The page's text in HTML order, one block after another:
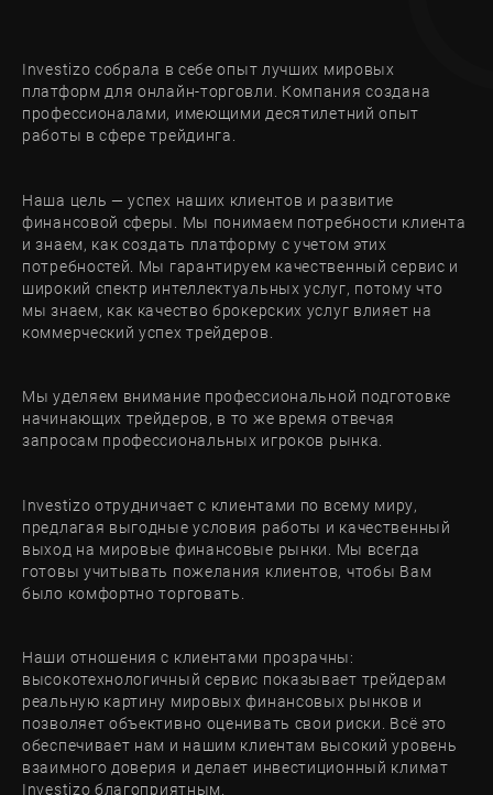
Investizo собрала в себе опыт лучших мировых
платформ для онлайн-торговли. Компания создана
профессионалами, имеющими десятилетний опыт
работы в сфере трейдинга.
Наша цель — успех наших клиентов и развитие
финансовой сферы. Мы понимаем потребности клиента
и знаем, как создать платформу с учетом этих
потребностей. Мы гарантируем качественный сервис и
широкий спектр интеллектуальных услуг, потому что
мы знаем, как качество брокерских услуг влияет на
коммерческий успех трейдеров.
Мы уделяем внимание профессиональной подготовке
начинающих трейдеров, в то же время отвечая
запросам профессиональных игроков рынка.
Investizo отрудничает с клиентами по всему миру,
предлагая выгодные условия работы и качественный
выход на мировые финансовые рынки. Мы всегда
готовы учитывать пожелания клиентов, чтобы Вам
было комфортно торговать.
Наши отношения с клиентами прозрачны:
высокотехнологичный сервис показывает трейдерам
реальную картину мировых финансовых рынков и
позволяет объективно оценивать свои риски. Всё это
обеспечивает нам и нашим клиентам высокий уровень
взаимного доверия и делает инвестиционный климат
Investizo благоприятным.